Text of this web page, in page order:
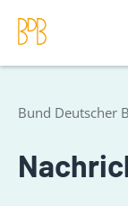
Bund Deutscher